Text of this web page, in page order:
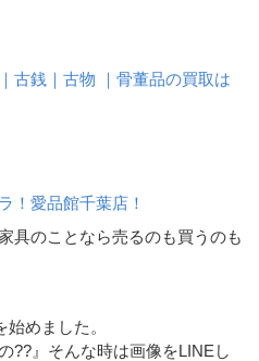
古銭｜古物 ｜骨董品の買取は
！愛品館千葉店！
具のことなら売るのも買うのも
めました。
??』そんな時は画像をLINEし